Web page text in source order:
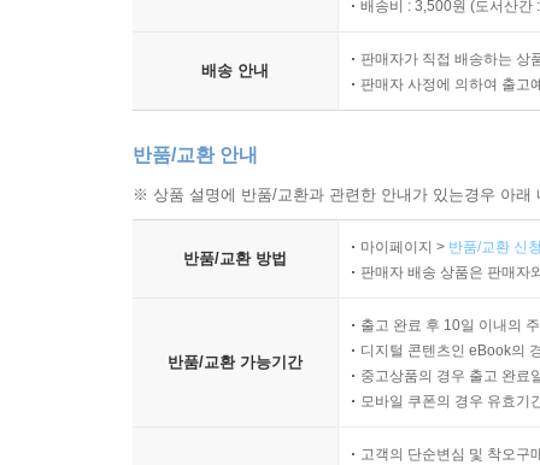
배송비 : 3,500원 (도서산간
배송 안내
판매자가 직접 배송하는 상
판매자 사정에 의하여 출고
반품/교환 안내
※ 상품 설명에 반품/교환과 관련한 안내가 있는경우 아
반품/교환 방법
마이페이지 > 반품/교환 신
판매자 배송 상품은 판매자
반품/교환 가능기간
출고 완료 후 10일 이내의
디지털 콘텐츠인 eBook의
중고상품의 경우 출고 완료
모바일 쿠폰의 경우 유효기
고객의 단순변심 및 착오구